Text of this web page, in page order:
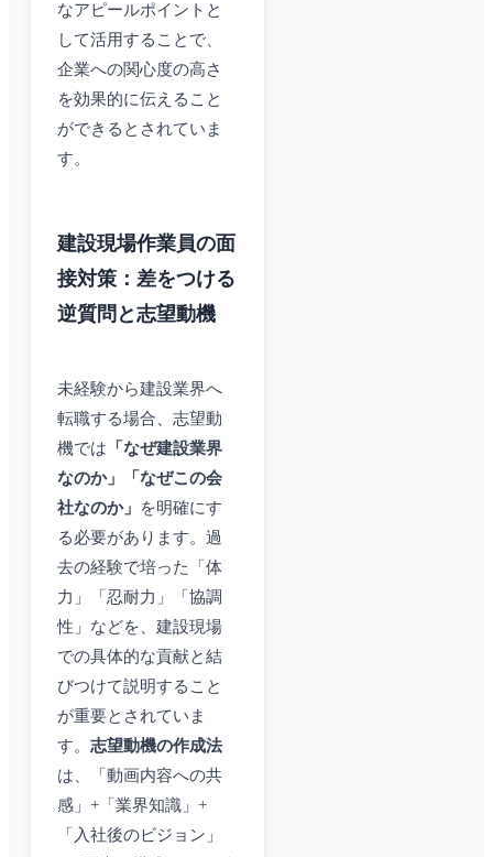
なアピールポイントと
して活用することで、
企業への関心度の高さ
を効果的に伝えること
ができるとされていま
す。
建設現場作業員の面
接対策：差をつける
逆質問と志望動機
未経験から建設業界へ
転職する場合、志望動
機では 「なぜ建設業界
なのか」「なぜこの会
社なのか」
を明確にす
る必要があります。過
去の経験で培った「体
力」「忍耐力」「協調
性」などを、建設現場
での具体的な貢献と結
びつけて説明すること
が重要とされていま
す。 志望動機の作成法
は、「動画内容への共
感」+「業界知識」+
「入社後のビジョン」